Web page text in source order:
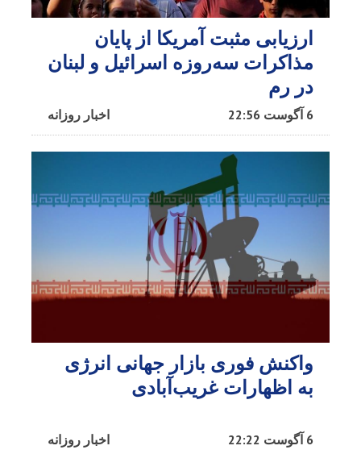
ارزیابی مثبت آمریکا از پایان
مذاکرات سه‌روزه اسرائیل و لبنان
در رم
اخبار روزانه 6 آگوست 22:56
واکنش فوری بازار جهانی انرژی
به اظهارات غریب‌آبادی
اخبار روزانه 6 آگوست 22:22